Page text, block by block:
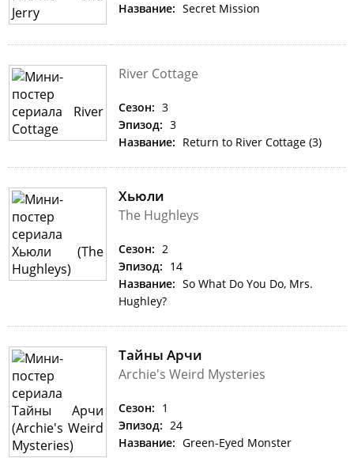
Название: Secret Mission
River Cottage
Сезон: 3
Эпизод: 3
Название: Return to River Cottage (3)
Хьюли
The Hughleys
Сезон: 2
Эпизод: 14
Название: So What Do You Do, Mrs.
Hughley?
Тайны Арчи
Archie's Weird Mysteries
Сезон: 1
Эпизод: 24
Название: Green-Eyed Monster